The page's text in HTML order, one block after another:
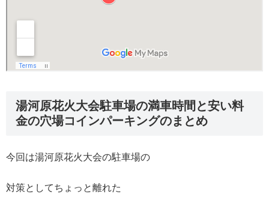
湯河原花火大会駐車場の満車時間と安い料
金の穴場コインパーキングのまとめ
今回は湯河原花火大会の駐車場の
対策としてちょっと離れた